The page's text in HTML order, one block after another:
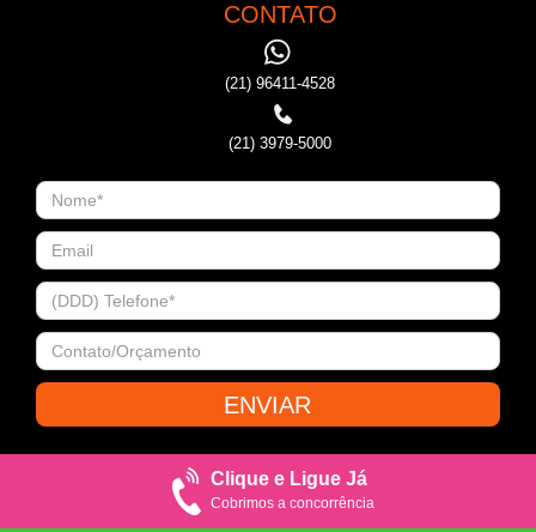
CONTATO
(21) 96411-4528
(21) 3979-5000
Clique e Ligue Já
Cobrimos a concorrência